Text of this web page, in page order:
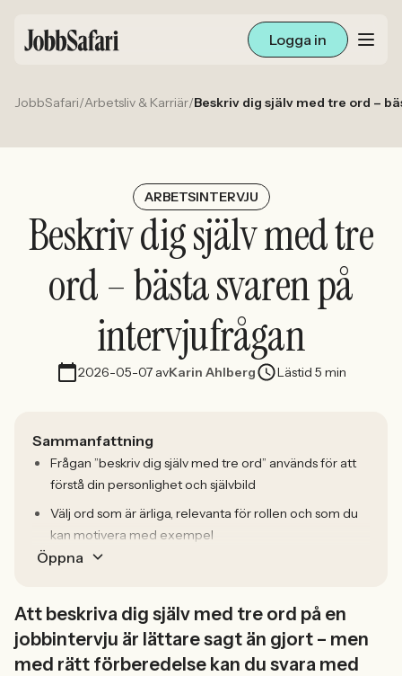
Logga in
Lediga jobb
Arbetsliv och karriär
För arbetsgivare
Skapa annons
Sök med AI
Ny här? Skapa konto
JobbSafari/Arbetsliv & Karriär/Beskriv dig själv med tre ord –
ARBETSINTERVJU
Beskriv dig själv med tre
ord – bästa svaren på
intervjufrågan
2026-05-07 avKarin Ahlberg Lästid 5 min
Sammanfattning
Frågan ”beskriv dig själv med tre ord” används för att
förstå din personlighet och självbild
Välj ord som är ärliga, relevanta för rollen och som du
kan motivera med exempel
Öppna
Att beskriva dig själv med tre ord på en
jobbintervju är lättare sagt än gjort – men
med rätt förberedelse kan du svara med